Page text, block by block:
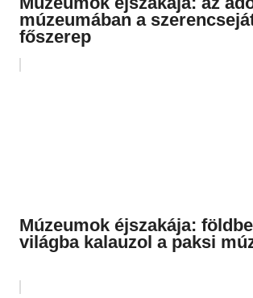
múzeumában a
főszerep
Múzeumok éjszakája:
világba kalauzol a paksi